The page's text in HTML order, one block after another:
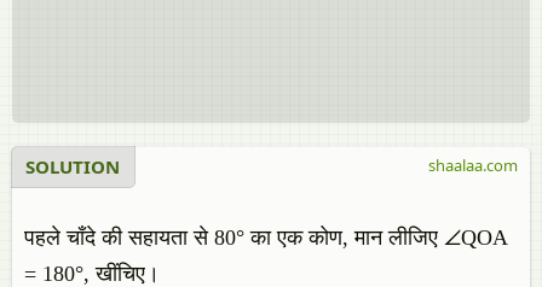
SOLUTION
पहले चाँदे की सहायता से 80° का एक कोण, मान लीजिए ∠QOA
= 180°, खींचिए।
shaalaa.com